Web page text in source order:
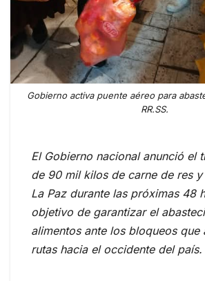
Gobierno activa puente aéreo para
RR.SS.
El Gobierno nacional anunció el
de 90 mil kilos de carne de res
La Paz durante las próximas 48
objetivo de garantizar el
alimentos ante los bloqueos que
rutas hacia el occidente del país.